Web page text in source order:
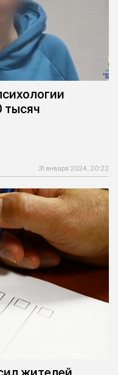
тысяч
31 января 2024, 20:22